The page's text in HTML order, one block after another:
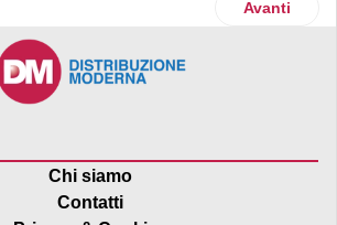
Outlet Articolo
Avanti
Chi siamo
Contatti